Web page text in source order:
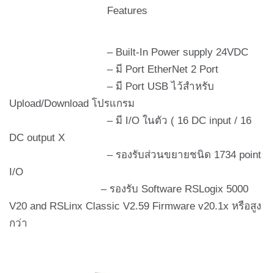
Features
– Built-In Power supply 24VDC
– มี Port EtherNet 2 Port
– มี Port USB ไว้สำหรับ
Upload/Download โปรแกรม
– มี I/O ในตัว ( 16 DC input / 16
DC output X
– รองรับส่วนขยายชนิด 1734 point
I/O
– รองรับ Software RSLogix 5000
V20 and RSLinx Classic V2.59 Firmware v20.1x หรือสูง
กว่า